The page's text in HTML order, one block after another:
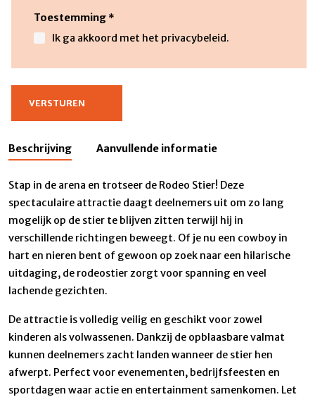
Toestemming *
Ik ga akkoord met het privacybeleid.
Beschrijving Aanvullende informatie
Stap in de arena en trotseer de Rodeo Stier! Deze
spectaculaire attractie daagt deelnemers uit om zo lang
mogelijk op de stier te blijven zitten terwijl hij in
verschillende richtingen beweegt. Of je nu een cowboy in
hart en nieren bent of gewoon op zoek naar een hilarische
uitdaging, de rodeostier zorgt voor spanning en veel
lachende gezichten.
De attractie is volledig veilig en geschikt voor zowel
kinderen als volwassenen. Dankzij de opblaasbare valmat
kunnen deelnemers zacht landen wanneer de stier hen
afwerpt. Perfect voor evenementen, bedrijfsfeesten en
sportdagen waar actie en entertainment samenkomen. Let